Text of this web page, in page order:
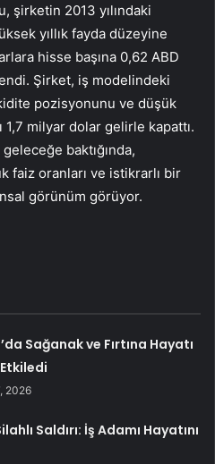
şirketin 2013 yılındaki
yıllık fayda düzeyine
hisse başına 0,62 ABD
Şirket, iş modelindeki
pozisyonunu ve düşük
1,7 milyar dolar gelirle kapattı.
baktığında,
faiz oranları ve istikrarlı bir
görünüm görüyor.
Sağanak ve Fırtına Hayatı
2026
Saldırı: İş Adamı Hayatını